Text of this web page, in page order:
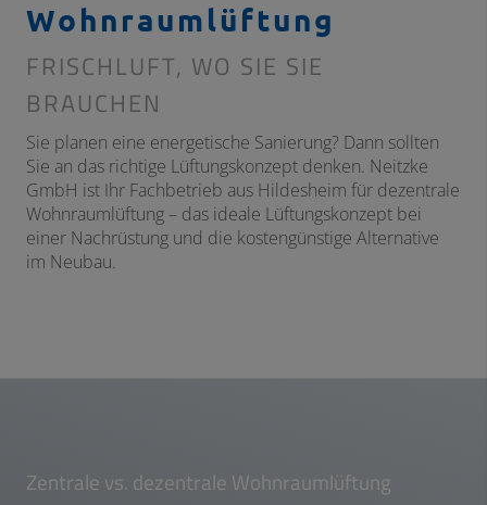
Wohnraumlüftung
FRISCHLUFT, WO SIE SIE
BRAUCHEN
Sie planen eine energetische Sanierung? Dann sollten
Sie an das richtige Lüftungskonzept denken. Neitzke
GmbH ist Ihr Fachbetrieb aus Hildesheim für dezentrale
Wohnraumlüftung – das ideale Lüftungskonzept bei
einer Nachrüstung und die kostengünstige Alternative
im Neubau.
Zentrale vs. dezentrale Wohnraumlüftung